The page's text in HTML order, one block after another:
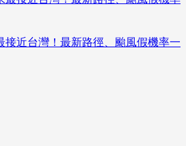
接近台灣！最新路徑、颱風假機率一